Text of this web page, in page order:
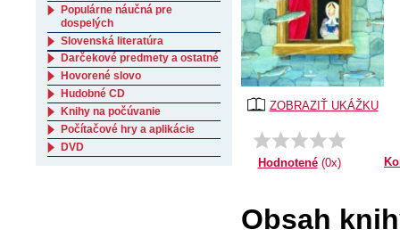
ZOBRAZIŤ UKÁŽKU
Hodnotené(0x)
Obsah
Populárne náučná pre
dospelých
Slovenská literatúra
Darčekové predmety a ostatné
Hovorené slovo
Hudobné CD
Knihy na počúvanie
Počítačové hry a aplikácie
DVD